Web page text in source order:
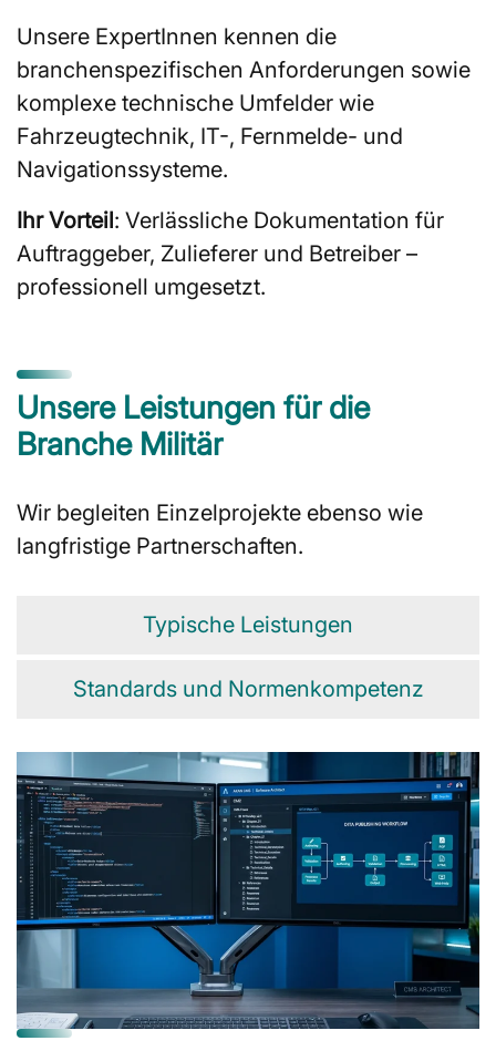
Unsere ExpertInnen kennen die
branchenspezifischen Anforderungen sowie
komplexe technische Umfelder wie
Fahrzeugtechnik, IT-, Fernmelde- und
Navigationssysteme.
Ihr Vorteil: Verlässliche Dokumentation für
Auftraggeber, Zulieferer und Betreiber –
professionell umgesetzt.
Unsere Leistungen für die
Branche Militär
Wir begleiten Einzelprojekte ebenso wie
langfristige Partnerschaften.
Typische Leistungen
Standards und Normenkompetenz